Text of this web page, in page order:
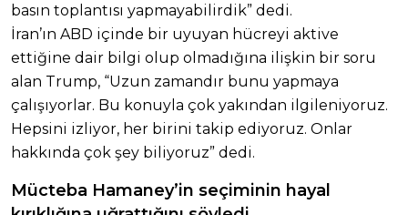
basın toplantısı yapmayabilirdik” dedi.
İran’ın ABD içinde bir uyuyan hücreyi aktive
ettiğine dair bilgi olup olmadığına ilişkin bir soru
alan Trump, “Uzun zamandır bunu yapmaya
çalışıyorlar. Bu konuyla çok yakından ilgileniyoruz.
Hepsini izliyor, her birini takip ediyoruz. Onlar
hakkında çok şey biliyoruz” dedi.
Mücteba Hamaney’in seçiminin hayal